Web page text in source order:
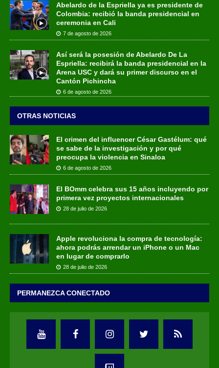
Abelardo de la Espriella ya es presidente de
Colombia: recibió la banda presidencial en
ceremonia en Cali
7 de agosto de 2026
Así será la posesión de Abelardo De La
Espriella: recibirá la banda presidencial en la
Arena USC y dará su primer discurso en el
Cantón Pichincha
6 de agosto de 2026
OTRAS NOTICIAS
El crimen del influencer César Gastélum: qué
se sabe de la investigación y por qué
preocupa la violencia en Sinaloa
6 de agosto de 2026
El BOmm celebra sus 15 años incluyendo por
primera vez proyectos internacionales
28 de julio de 2026
Apple revoluciona la compra de tecnología:
ahora podrás arrendar un iPhone o un Mac
en lugar de comprarlo
28 de julio de 2026
PERMANEZCA CONECTADO